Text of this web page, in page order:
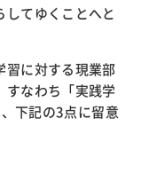
してゆくことへと
に対する現業部
すなわち「実践学
下記の3点に留意